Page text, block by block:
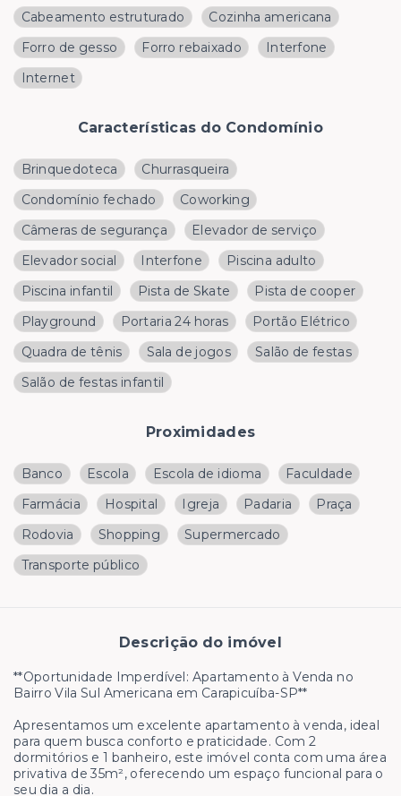
Cabeamento estruturado
Cozinha americana
Forro de gesso
Forro rebaixado
Interfone
Internet
Características do Condomínio
Brinquedoteca
Churrasqueira
Condomínio fechado
Coworking
Câmeras de segurança
Elevador de serviço
Elevador social
Interfone
Piscina adulto
Piscina infantil
Pista de Skate
Pista de cooper
Playground
Portaria 24 horas
Portão Elétrico
Quadra de tênis
Sala de jogos
Salão de festas
Salão de festas infantil
Proximidades
Banco Escola Escola de idioma
Faculdade
Farmácia
Hospital Igreja Padaria
Praça
Rodovia
Shopping
Supermercado
Transporte público
Descrição do imóvel
**Oportunidade Imperdível: Apartamento à Venda no
Bairro Vila Sul Americana em Carapicuíba-SP**
Apresentamos um excelente apartamento à venda, ideal
para quem busca conforto e praticidade. Com 2
dormitórios e 1 banheiro, este imóvel conta com uma área
privativa de 35m², oferecendo um espaço funcional para o
seu dia a dia.